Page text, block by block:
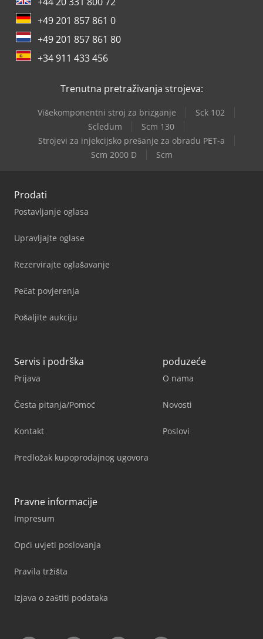
+49 201 857 861 0
+49 201 857 861 80
+34 911 433 456
Trenutna pretraživanja strojeva:
Višekomponentni stroj za brizganje
Sck 102
Scledum
Scm 130
Strojevi za injekcijsko prešanje za obradu PET-a
Scm 2000 D
Scm
Prodati
Postavljanje oglasa
Upravljajte oglase
Rezervirajte oglašavanje
Pečat povjerenja
Pošaljite aukciju
Servis i podrška
Prijava
Česta pitanja/Pomoć
Kontakt
Predložak kupoprodajnog ugovora
poduzeće
O nama
Novosti
Poslovi
Pravne informacije
Impresum
Opći uvjeti poslovanja
Pravila tržišta
Izjava o zaštiti podataka